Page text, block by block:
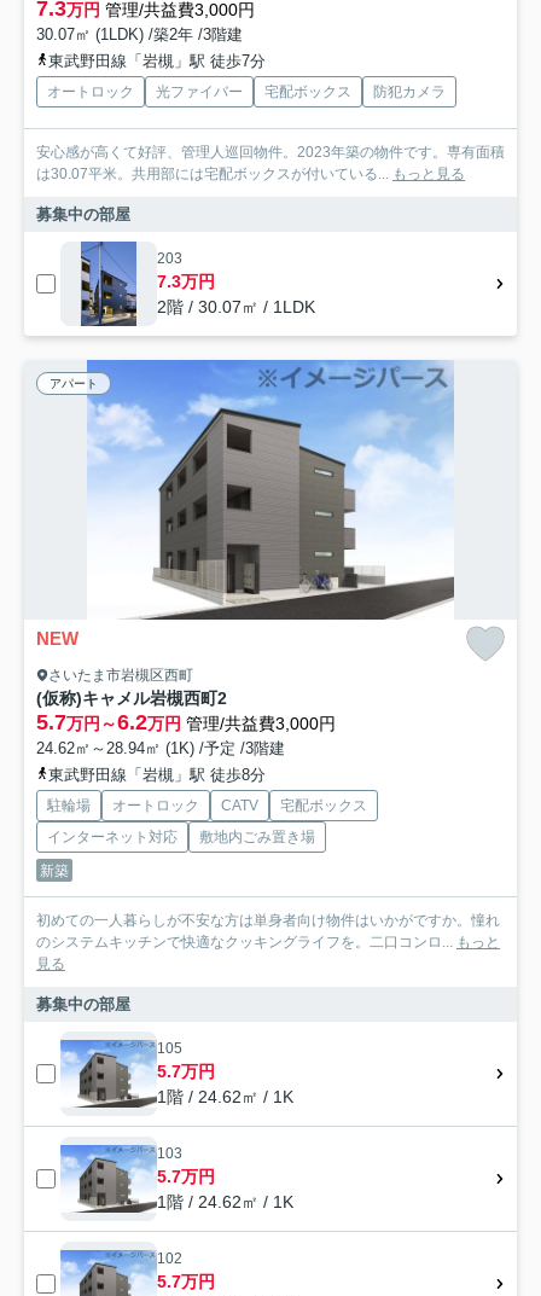
7.3万円 管理/共益費3,000円
30.07㎡ (1LDK) /築2年 /3階建
東武野田線「岩槻」駅 徒歩7分
オートロック 光ファイバー 宅配ボックス 防犯カメラ
安心感が高くて好評、管理人巡回物件。2023年築の物件です。専有面積
は30.07平米。共用部には宅配ボックスが付いている... もっと見る
募集中の部屋
203
7.3万円
2階 / 30.07㎡ / 1LDK
アパート
NEW
さいたま市岩槻区西町
(仮称)キャメル岩槻西町2
5.7万円～6.2万円 管理/共益費3,000円
24.62㎡～28.94㎡ (1K) /予定 /3階建
東武野田線「岩槻」駅 徒歩8分
駐輪場 オートロック CATV
宅配ボックス
インターネット対応
敷地内ごみ置き場
新築
初めての一人暮らしが不安な方は単身者向け物件はいかがですか。憧れ
のシステムキッチンで快適なクッキングライフを。二口コンロ... もっと
見る
募集中の部屋
105
5.7万円
1階 / 24.62㎡ / 1K
103
5.7万円
1階 / 24.62㎡ / 1K
102
5.7万円